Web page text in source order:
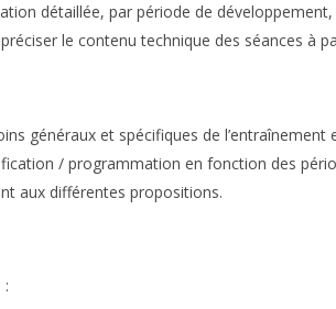
détaillée, par période de
le contenu technique des séances à
généraux et spécifiques de l’entraînement
/ programmation en fonction des
aux différentes propositions.
: